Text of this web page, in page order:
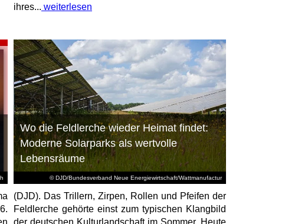
ihres... weiterlesen
© DJD/Bundesverband Neue Energiewirtschaft/Wattmanufactur
Wo die Feldlerche wieder Heimat findet:
Moderne Solarparks als wertvolle
Lebensräume
(DJD). Das Trillern, Zirpen, Rollen und Pfeifen der
Feldlerche gehörte einst zum typischen Klangbild